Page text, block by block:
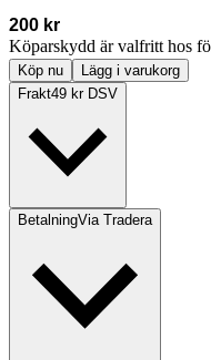
200 kr
Köparskydd är valfritt hos
Köp nu
Lägg i varukorg
Frakt49 kr DSV
BetalningVia Tradera